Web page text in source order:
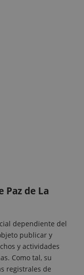
Paz de La
dependiente del
publicar y
y actividades
Como tal, su
registrales de